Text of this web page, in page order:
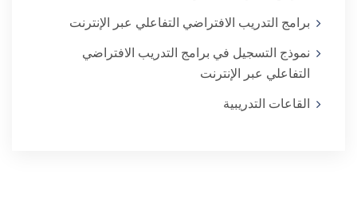
برامج التدريب الافتراضي التفاعلي عبر الإنترنت
نموذج التسجيل في برامج التدريب الافتراضي
التفاعلي عبر الإنترنت
القاعات التدريبية